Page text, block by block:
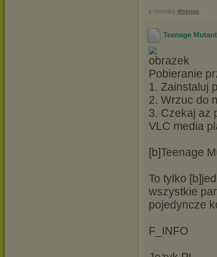
z chomika dfsktigg
Teenage
Pobieranie
1. Zainstaluj
2. Wrzuc do
3. Czekaj az
VLC media
[b]Teenage
To tylko
wszystkie
pojedyncze
F_INFO